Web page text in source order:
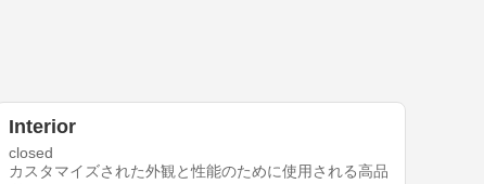
Interior
closed
カスタマイズされた外観と性能のために使用される高品